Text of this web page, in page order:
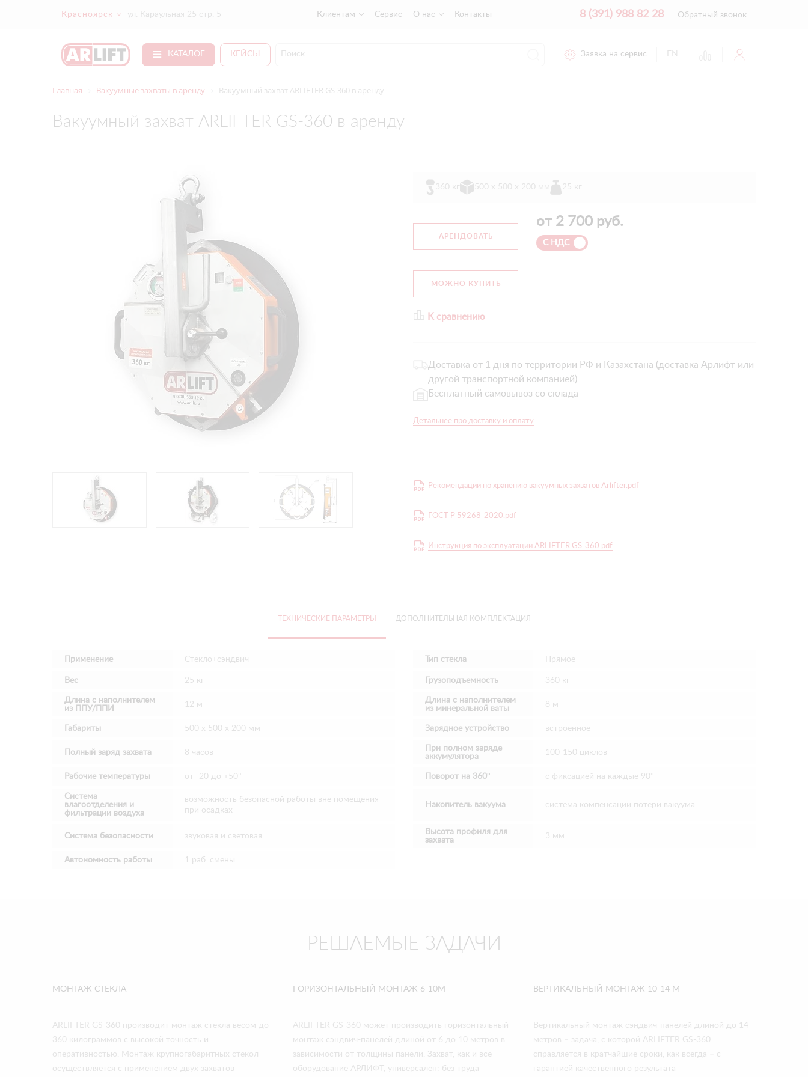
Красноярск ул. Караульная 25 стр. 5 Клиентам Сервис О нас Контакты 8 (391) 988 82 28 Обратный звонок
КАТАЛОГ КЕЙСЫ Заявка на сервис EN
Главная Вакуумные захваты в аренду Вакуумный захват ARLIFTER GS-360 в аренду
Вакуумный захват ARLIFTER GS-360 в аренду
360 кг 500 х 500 х 200 мм 25 кг
АРЕНДОВАТЬ
от 2 700 руб.
С НДС
МОЖНО КУПИТЬ
К сравнению
Доставка от 1 дня по территории РФ и Казахстана (доставка Арлифт или
другой транспортной компанией)
Бесплатный самовывоз со склада
Детальнее про доставку и оплату
Рекомендации по хранению вакуумных захватов Arlifter.pdf
ГОСТ Р 59268-2020.pdf
Инструкция по эксплуатации ARLIFTER GS-360.pdf
ТЕХНИЧЕСКИЕ ПАРАМЕТРЫ ДОПОЛНИТЕЛЬНАЯ КОМПЛЕКТАЦИЯ
Применение Стекло+сэндвич Тип стекла Прямое
Вес 25 кг Грузоподъемность 360 кг
Длина с наполнителем
из ППУ/ППИ
12 м
Длина с наполнителем
из минеральной ваты
8 м
Габариты 500 х 500 х 200 мм Зарядное устройство встроенное
Полный заряд захвата 8 часов
При полном заряде
аккумулятора
100-150 циклов
Рабочие температуры от -20 до +50° Поворот на 360° с фиксацией на каждые 90°
Система
влагоотделения и
фильтрации воздуха
возможность безопасной работы вне помещения
при осадках
Накопитель вакуума система компенсации потери вакуума
Система безопасности звуковая и световая
Высота профиля для
захвата
3 мм
Автономность работы 1 раб. смены
РЕШАЕМЫЕ ЗАДАЧИ
МОНТАЖ СТЕКЛА
ARLIFTER GS-360 производит монтаж стекла весом до
360 килограммов с высокой точность и
оперативностью. Монтаж крупногабаритных стекол
осуществляется с применением двух захватов
ГОРИЗОНТАЛЬНЫЙ МОНТАЖ 6-10М
ARLIFTER GS-360 может производить горизонтальный
монтаж сэндвич-панелей длиной от 6 до 10 метров в
зависимости от толщины панели. Захват, как и все
оборудование АРЛИФТ, универсален: без труда
ВЕРТИКАЛЬНЫЙ МОНТАЖ 10-14 М
Вертикальный монтаж сэндвич-панелей длиной до 14
метров – задача, с которой ARLIFTER GS-360
справляется в кратчайшие сроки, как всегда – с
гарантией качественного результата